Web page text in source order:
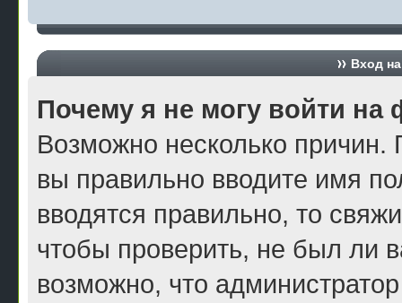
Вход
Почему я не могу войти на
Возможно несколько причин.
вы правильно вводите имя
вводятся правильно, то
чтобы проверить, не был ли
возможно, что